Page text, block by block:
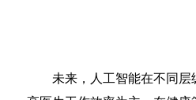
未来，人工智能在不同